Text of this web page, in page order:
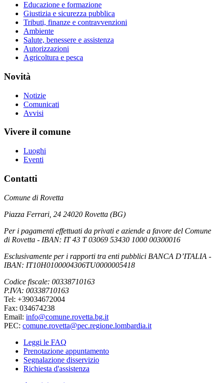
Educazione e formazione
Giustizia e sicurezza pubblica
Tributi, finanze e contravvenzioni
Ambiente
Salute, benessere e assistenza
Autorizzazioni
Agricoltura e pesca
Novità
Notizie
Comunicati
Avvisi
Vivere il comune
Luoghi
Eventi
Contatti
Comune di Rovetta
Piazza Ferrari, 24 24020 Rovetta (BG)
Per i pagamenti effettuati da privati e aziende a favore del Comune
di Rovetta - IBAN: IT 43 T 03069 53430 1000 00300016
Esclusivamente per i rapporti tra enti pubblici BANCA D’ITALIA -
IBAN: IT10H0100004306TU0000005418
Codice fiscale: 00338710163
P.IVA: 00338710163
Tel: +39034672004
Fax: 034674238
Email: info@comune.rovetta.bg.it
PEC: comune.rovetta@pec.regione.lombardia.it
Leggi le FAQ
Prenotazione appuntamento
Segnalazione disservizio
Richiesta d'assistenza